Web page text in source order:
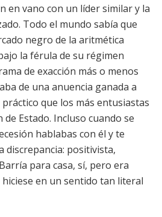
en vano con un líder similar y la
Todo el mundo sabía que
negro de la aritmética
la férula de su régimen
de exacción más o menos
de una anuencia ganada a
que los más entusiastas
Estado. Incluso cuando se
hablabas con él y te
discrepancia: positivista,
para casa, sí, pero era
en un sentido tan literal